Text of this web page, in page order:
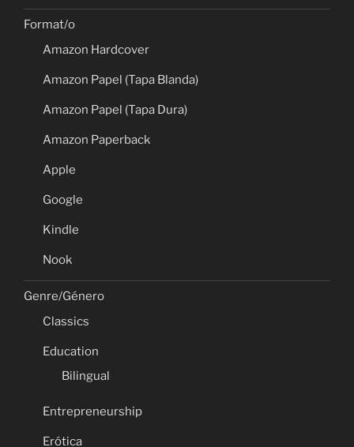
Format/o
Amazon Hardcover
Amazon Papel (Tapa Blanda)
Amazon Papel (Tapa Dura)
Amazon Paperback
Apple
Google
Kindle
Nook
Genre/Género
Classics
Education
Bilingual
Entrepreneurship
Erótica